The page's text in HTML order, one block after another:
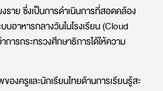
ราย ซึ่งเป็นการดำเนินการที่สอดคล้อง
อาหารกลางวันในโรงเรียน (Cloud
ารกระทรวงศึกษาธิการได้ให้ความ
งครูและนักเรียนไทยด้านการเรียนรู้สะ